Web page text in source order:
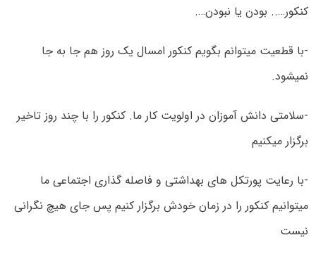
کنکور….. بودن یا نبودن….
-با قطعیت میتوانم بگویم کنکور امسال یک روز هم جا به جا
نمیشود.
-سلامتی دانش آموزان در اولویت کار ما. کنکور را با چند روز تاخیر
برگزار میکنیم
-با رعایت پورتکل های بهداشتی و فاصله گذاری اجتماعی ما
میتوانیم کنکور را در زمان خودش برگزار کنیم پس جای هیچ نگرانی
نیست